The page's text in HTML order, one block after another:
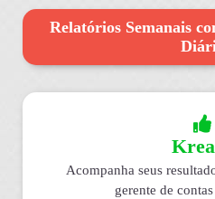
Relatórios Semanais
Acompanha seus
gerente de